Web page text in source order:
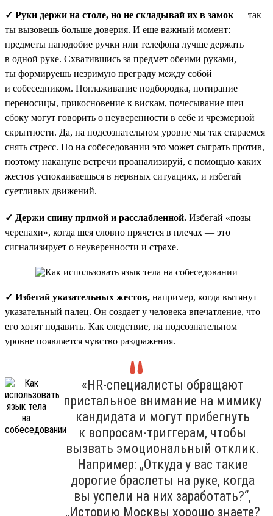
✓ Руки держи на столе, но не складывай их в замок — так
ты вызовешь больше доверия. И еще важный момент:
предметы наподобие ручки или телефона лучше держать
в одной руке. Схватившись за предмет обеими руками,
ты формируешь незримую преграду между собой
и собеседником. Поглаживание подбородка, потирание
переносицы, прикосновение к вискам, почесывание шеи
сбоку могут говорить о неуверенности в себе и чрезмерной
скрытности. Да, на подсознательном уровне мы так стараемся
снять стресс. Но на собеседовании это может сыграть против,
поэтому накануне встречи проанализируй, с помощью каких
жестов успокаиваешься в нервных ситуациях, и избегай
суетливых движений.
✓ Держи спину прямой и расслабленной. Избегай «позы
черепахи», когда шея словно прячется в плечах — это
сигнализирует о неуверенности и страхе.
✓ Избегай указательных жестов, например, когда вытянут
указательный палец. Он создает у человека впечатление, что
его хотят подавить. Как следствие, на подсознательном
уровне появляется чувство раздражения.
«HR-специалисты обращают
пристальное внимание на мимику
кандидата и могут прибегнуть
к вопросам-триггерам, чтобы
вызвать эмоциональный отклик.
Например: „Откуда у вас такие
дорогие браслеты на руке, когда
вы успели на них заработать?“,
„Историю Москвы хорошо знаете?